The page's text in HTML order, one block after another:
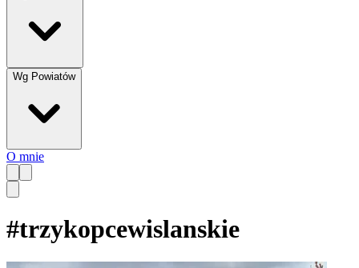
Wg Powiatów
O mnie
#trzykopcewislanskie